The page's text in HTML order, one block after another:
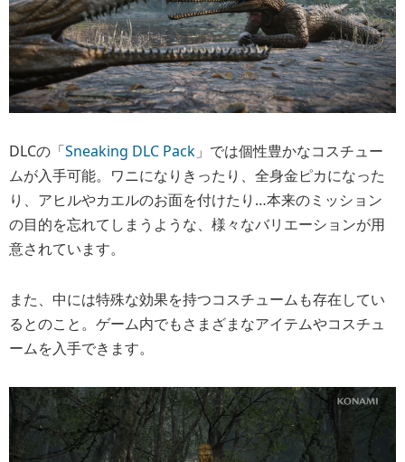
DLCの「Sneaking DLC Pack 」では個性豊かなコスチュー
ムが入手可能。ワニになりきったり、全身金ピカになった
り、アヒルやカエルのお面を付けたり…本来のミッション
の目的を忘れてしまうような、様々なバリエーションが用
意されています。
また、中には特殊な効果を持つコスチュームも存在してい
るとのこと。ゲーム内でもさまざまなアイテムやコスチュ
ームを入手できます。